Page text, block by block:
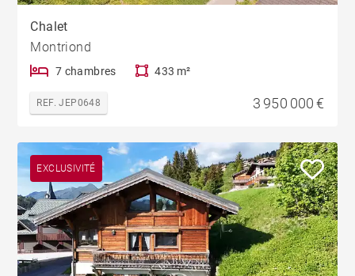
Chalet
Montriond
7 chambres 433 m²
REF. JEP0648 3 950 000 €
EXCLUSIVITÉ